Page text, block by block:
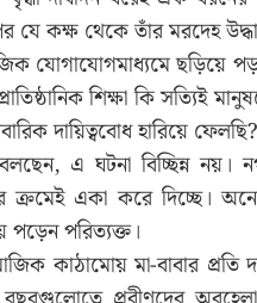
যে কক্ষ থেকে তাঁর মরদেহ
যোগাযোগমাধ্যমে ছড়িয়ে
শিক্ষা কি
দায়িত্ববোধ হারিয়ে ফেলছি?
এ ঘটনা বিচ্ছিন্ন নয়।
ক্রমেই একা করে দিচ্ছে।
পড়েন পরিত্যক্ত।
কাঠামোয় মা-বাবার